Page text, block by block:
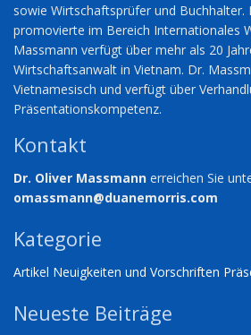
sowie Wirtschaftsprüfer und Buchhalter.
promovierte im Bereich Internationales
Massmann verfügt über mehr als 20
Wirtschaftsanwalt in Vietnam. Dr.
Vietnamesisch und verfügt über
Präsentationskompetenz.
Kontakt
Dr. Oliver Massmann erreichen Sie
omassmann@duanemorris.com
Kategorie
Artikel Neuigkeiten und Vorschriften
Neueste Beiträge